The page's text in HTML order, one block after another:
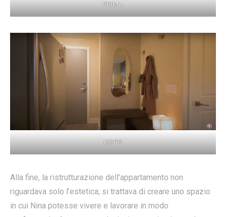
PRIMA
DOPO
Alla fine, la ristrutturazione dell’appartamento non
riguardava solo l’estetica; si trattava di creare uno spazio
in cui Nina potesse vivere e lavorare in modo